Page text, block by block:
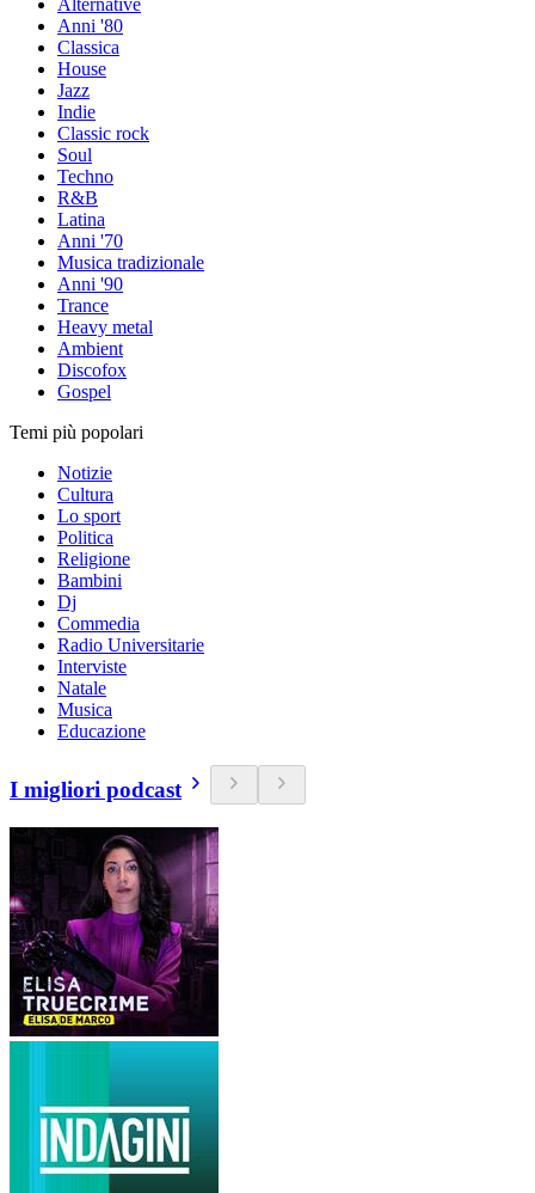
Alternative
Anni '80
Classica
House
Jazz
Indie
Classic rock
Soul
Techno
R&B
Latina
Anni '70
Musica tradizionale
Anni '90
Trance
Heavy metal
Ambient
Discofox
Gospel
Temi più popolari
Notizie
Cultura
Lo sport
Politica
Religione
Bambini
Dj
Commedia
Radio Universitarie
Interviste
Natale
Musica
Educazione
I migliori podcast